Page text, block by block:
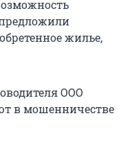
жилье,
ООО
в мошенничестве